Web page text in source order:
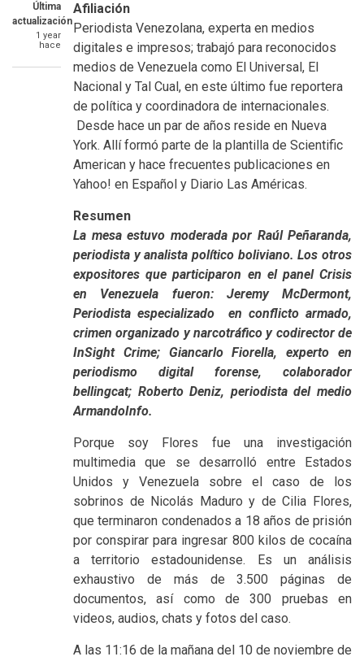
Última
actualización
1 year
hace
Afiliación
Periodista Venezolana, experta en medios
digitales e impresos; trabajó para reconocidos
medios de Venezuela como El Universal, El
Nacional y Tal Cual, en este último fue reportera
de política y coordinadora de internacionales.
Desde hace un par de años reside en Nueva
York. Allí formó parte de la plantilla de Scientific
American y hace frecuentes publicaciones en
Yahoo! en Español y Diario Las Américas.
Resumen
La mesa estuvo moderada por Raúl Peñaranda,
periodista y analista político boliviano. Los otros
expositores que participaron en el panel Crisis
en Venezuela fueron: Jeremy McDermont,
Periodista especializado en conflicto armado,
crimen organizado y narcotráfico y codirector de
InSight Crime; Giancarlo Fiorella, experto en
periodismo digital forense, colaborador
bellingcat; Roberto Deniz, periodista del medio
ArmandoInfo.
Porque soy Flores fue una investigación
multimedia que se desarrolló entre Estados
Unidos y Venezuela sobre el caso de los
sobrinos de Nicolás Maduro y de Cilia Flores,
que terminaron condenados a 18 años de prisión
por conspirar para ingresar 800 kilos de cocaína
a territorio estadounidense. Es un análisis
exhaustivo de más de 3.500 páginas de
documentos, así como de 300 pruebas en
videos, audios, chats y fotos del caso.
A las 11:16 de la mañana del 10 de noviembre de